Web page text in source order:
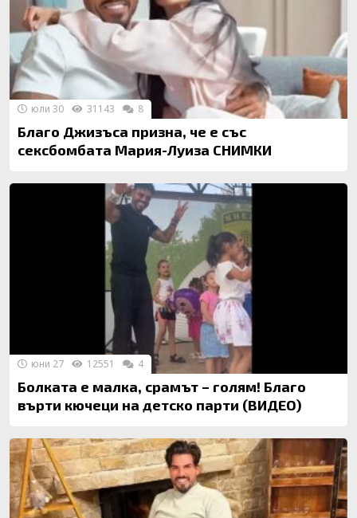
Благо Джизъса призна, че е със
сексбомбата Мария-Луиза СНИМКИ
юли 30 31143 8
Болката е малка, срамът – голям! Благо
върти кючеци на детско парти (ВИДЕО)
юни 27 12551 4